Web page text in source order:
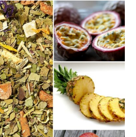
5.40 €
à
17.90 €